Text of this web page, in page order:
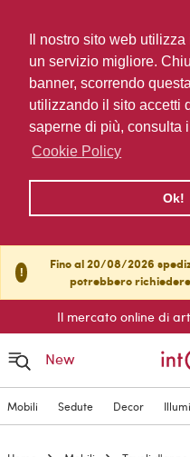
Il nostro sito web
un servizio migliore.
banner, scorrendo
utilizzando il sito accetti
saperne di più, consulta
Cookie Policy
Ok!
!
Fino al 20/08/2026
potrebbero
Il mercato online di
New
Mobili Sedute Decor